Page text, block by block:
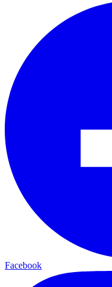
Facebook